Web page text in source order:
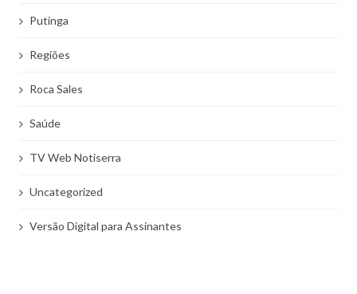
Putinga
Regiões
Roca Sales
Saúde
TV Web Notiserra
Uncategorized
Versão Digital para Assinantes